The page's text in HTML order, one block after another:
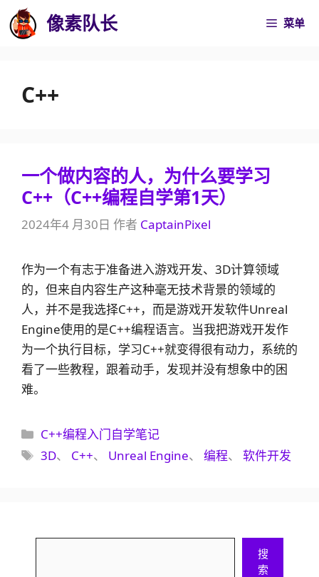
至
像素队长 菜单
C++
一个做内容的人，为什么要学习
C++（C++编程自学第1天）
2024年4 月30日 作者 CaptainPixel
作为一个有志于准备进入游戏开发、3D计算领域
的，但来自内容生产这种毫无技术背景的领域的
人，并不是我选择C++，而是游戏开发软件Unreal
Engine使用的是C++编程语言。当我把游戏开发作
为一个执行目标，学习C++就变得很有动力，系统的
看了一些教程，跟着动手，发现并没有想象中的困
难。
分
类
C++编程入门自学笔记
标
3D、 C++、 Unreal Engine、编程、软件开发
搜
索